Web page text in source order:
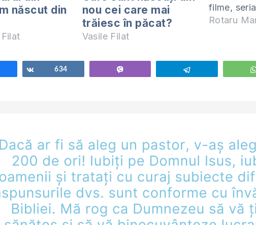
născut din
nou cei care mai
trăiesc în păcat?
Vasile Filat
filme,
fost
sau
distruge
Rotaru
Share634